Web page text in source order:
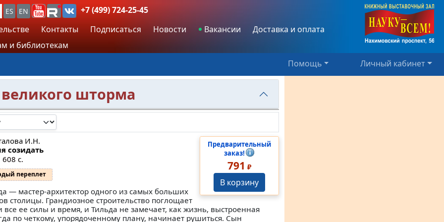
ES EN
+7 (499) 724-25-45
Контакты Подписаться Новости Вакансии
Доставка и оплата
и библиотекам
Помощь
Личный кабинет
шторма
Предварительный
заказ!
791 ₽
В корзину
И.Н.
созидать
с.
переплет
— мастер-архитектор одного из самых больших
столицы. Грандиозное строительство поглощает
все ее силы и время, и Тильда не замечает, как жизнь, выстроенная
по четкому, упорядоченному плану, начинает рушиться. Сын